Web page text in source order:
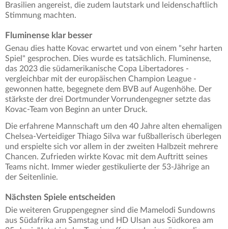
Brasilien angereist, die zudem lautstark und leidenschaftlich
Stimmung machten.
Fluminense klar besser
Genau dies hatte Kovac erwartet und von einem "sehr harten
Spiel" gesprochen. Dies wurde es tatsächlich. Fluminense,
das 2023 die südamerikanische Copa Libertadores -
vergleichbar mit der europäischen Champion League -
gewonnen hatte, begegnete dem BVB auf Augenhöhe. Der
stärkste der drei Dortmunder Vorrundengegner setzte das
Kovac-Team von Beginn an unter Druck.
Die erfahrene Mannschaft um den 40 Jahre alten ehemaligen
Chelsea-Verteidiger Thiago Silva war fußballerisch überlegen
und erspielte sich vor allem in der zweiten Halbzeit mehrere
Chancen. Zufrieden wirkte Kovac mit dem Auftritt seines
Teams nicht. Immer wieder gestikulierte der 53-Jährige an
der Seitenlinie.
Nächsten Spiele entscheiden
Die weiteren Gruppengegner sind die Mamelodi Sundowns
aus Südafrika am Samstag und HD Ulsan aus Südkorea am